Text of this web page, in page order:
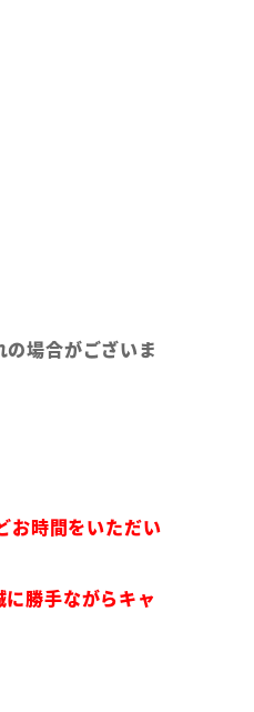
場合がございま
お時間をいただい
勝手ながらキャ